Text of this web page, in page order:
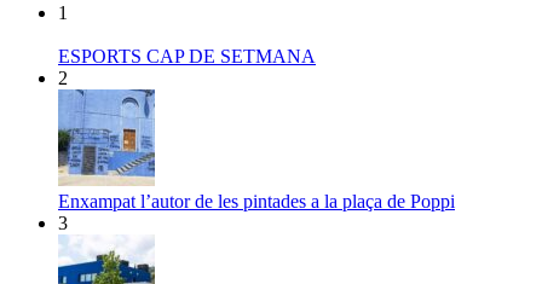
1
ESPORTS CAP DE SETMANA
2
Enxampat l’autor de les pintades a la plaça de Poppi
3